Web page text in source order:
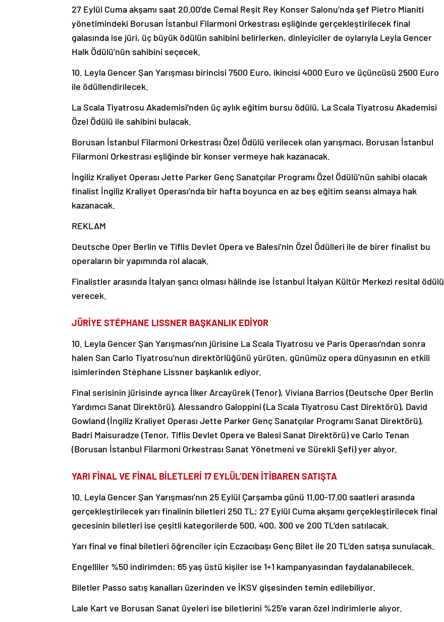
27 Eylül Cuma akşamı saat 20.00’de Cemal Reşit Rey Konser Salonu’nda şef Pietro Mianiti
yönetimindeki Borusan İstanbul Filarmoni Orkestrası eşliğinde gerçekleştirilecek final
galasında ise jüri, üç büyük ödülün sahibini belirlerken, dinleyiciler de oylarıyla Leyla Gencer
Halk Ödülü’nün sahibini seçecek.
10. Leyla Gencer Şan Yarışması birincisi 7500 Euro, ikincisi 4000 Euro ve üçüncüsü 2500 Euro
ile ödüllendirilecek.
La Scala Tiyatrosu Akademisi’nden üç aylık eğitim bursu ödülü, La Scala Tiyatrosu Akademisi
Özel Ödülü ile sahibini bulacak.
Borusan İstanbul Filarmoni Orkestrası Özel Ödülü verilecek olan yarışmacı, Borusan İstanbul
Filarmoni Orkestrası eşliğinde bir konser vermeye hak kazanacak.
İngiliz Kraliyet Operası Jette Parker Genç Sanatçılar Programı Özel Ödülü’nün sahibi olacak
finalist İngiliz Kraliyet Operası’nda bir hafta boyunca en az beş eğitim seansı almaya hak
kazanacak.
REKLAM
Deutsche Oper Berlin ve Tiflis Devlet Opera ve Balesi’nin Özel Ödülleri ile de birer finalist bu
operaların bir yapımında rol alacak.
Finalistler arasında İtalyan şancı olması hâlinde ise İstanbul İtalyan Kültür Merkezi resital ödülü
verecek.
JÜRİYE STÉPHANE LISSNER BAŞKANLIK EDİYOR
10. Leyla Gencer Şan Yarışması’nın jürisine La Scala Tiyatrosu ve Paris Operası’ndan sonra
halen San Carlo Tiyatrosu’nun direktörlüğünü yürüten, günümüz opera dünyasının en etkili
isimlerinden Stéphane Lissner başkanlık ediyor.
Final serisinin jürisinde ayrıca İlker Arcayürek (Tenor), Viviana Barrios (Deutsche Oper Berlin
Yardımcı Sanat Direktörü), Alessandro Galoppini (La Scala Tiyatrosu Cast Direktörü), David
Gowland (İngiliz Kraliyet Operası Jette Parker Genç Sanatçılar Programı Sanat Direktörü),
Badri Maisuradze (Tenor, Tiflis Devlet Opera ve Balesi Sanat Direktörü) ve Carlo Tenan
(Borusan İstanbul Filarmoni Orkestrası Sanat Yönetmeni ve Sürekli Şefi) yer alıyor.
YARI FİNAL VE FİNAL BİLETLERİ 17 EYLÜL’DEN İTİBAREN SATIŞTA
10. Leyla Gencer Şan Yarışması’nın 25 Eylül Çarşamba günü 11.00-17.00 saatleri arasında
gerçekleştirilecek yarı finalinin biletleri 250 TL; 27 Eylül Cuma akşamı gerçekleştirilecek final
gecesinin biletleri ise çeşitli kategorilerde 500, 400, 300 ve 200 TL’den satılacak.
Yarı final ve final biletleri öğrenciler için Eczacıbaşı Genç Bilet ile 20 TL’den satışa sunulacak.
Engelliler %50 indirimden; 65 yaş üstü kişiler ise 1+1 kampanyasından faydalanabilecek.
Biletler Passo satış kanalları üzerinden ve İKSV gişesinden temin edilebiliyor.
Lale Kart ve Borusan Sanat üyeleri ise biletlerini %25’e varan özel indirimlerle alıyor.